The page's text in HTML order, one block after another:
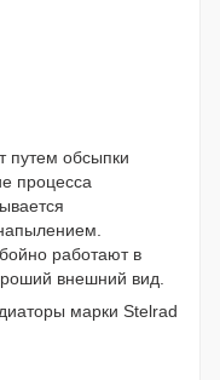
путем обсыпки
процесса
работают в
внешний вид.
марки Stelrad